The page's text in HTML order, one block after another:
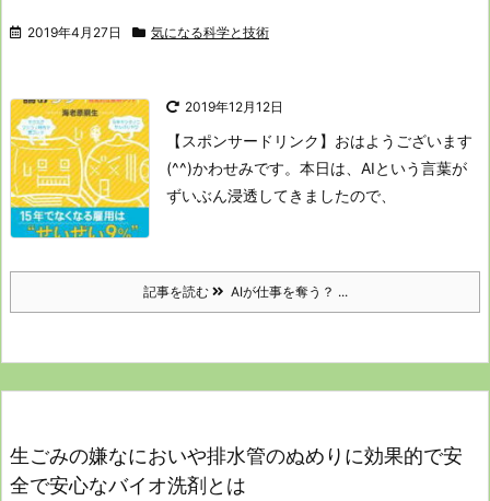
2019年4月27日 気になる科学と技術
2019年12月12日
【スポンサードリンク】 おはようございます
(^^)かわせみです。 本日は、AIという言葉が
ずいぶん浸透してきましたので、
記事を読む AIが仕事を奪う？ ...
生ごみの嫌なにおいや排水管のぬめりに効果的で安
全で安心なバイオ洗剤とは